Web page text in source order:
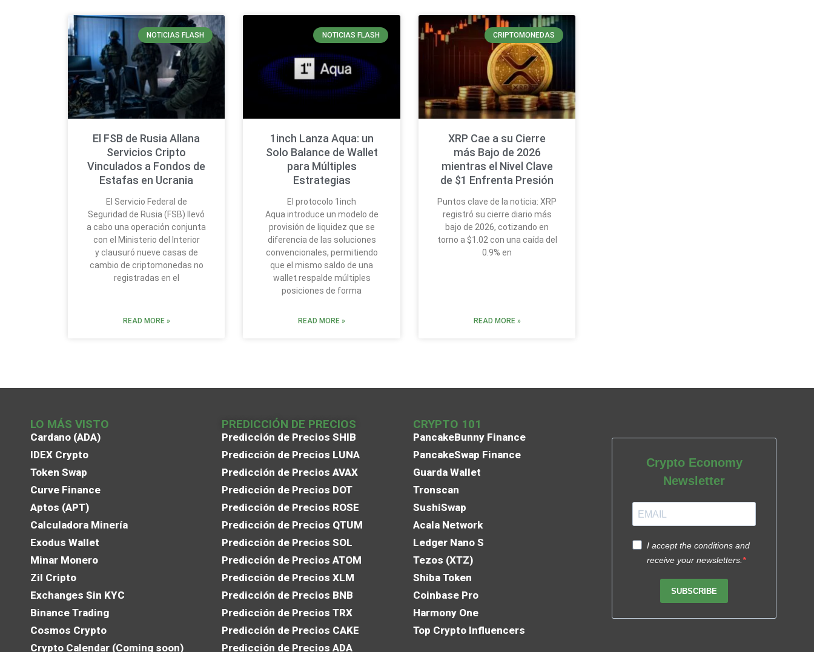
NOTICIAS FLASH
El FSB de Rusia Allana
Servicios Cripto
Vinculados a Fondos de
Estafas en Ucrania
El Servicio Federal de
Seguridad de Rusia (FSB) llevó
a cabo una operación conjunta
con el Ministerio del Interior
y clausuró nueve casas de
cambio de criptomonedas no
registradas en el
READ MORE »
NOTICIAS FLASH
1inch Lanza Aqua: un
Solo Balance de Wallet
para Múltiples
Estrategias
El protocolo 1inch
Aqua introduce un modelo de
provisión de liquidez que se
diferencia de las soluciones
convencionales, permitiendo
que el mismo saldo de una
wallet respalde múltiples
posiciones de forma
READ MORE »
CRIPTOMONEDAS
XRP Cae a su Cierre
más Bajo de 2026
mientras el Nivel Clave
de $1 Enfrenta Presión
Puntos clave de la noticia: XRP
registró su cierre diario más
bajo de 2026, cotizando en
torno a $1.02 con una caída del
0.9% en
READ MORE »
LO MÁS VISTO
Cardano (ADA)
IDEX Crypto
Token Swap
Curve Finance
Aptos (APT)
Calculadora Minería
Exodus Wallet
Minar Monero
Zil Cripto
Exchanges Sin KYC
Binance Trading
Cosmos Crypto
Crypto Calendar (Coming soon)
PREDICCIÓN DE PRECIOS
Predicción de Precios SHIB
Predicción de Precios LUNA
Predicción de Precios AVAX
Predicción de Precios DOT
Predicción de Precios ROSE
Predicción de Precios QTUM
Predicción de Precios SOL
Predicción de Precios ATOM
Predicción de Precios XLM
Predicción de Precios BNB
Predicción de Precios TRX
Predicción de Precios CAKE
Predicción de Precios ADA
CRYPTO 101
PancakeBunny Finance
PancakeSwap Finance
Guarda Wallet
Tronscan
SushiSwap
Acala Network
Ledger Nano S
Tezos (XTZ)
Shiba Token
Coinbase Pro
Harmony One
Top Crypto Influencers
Crypto Economy
Newsletter
I accept the conditions and
receive your newsletters.
SUBSCRIBE